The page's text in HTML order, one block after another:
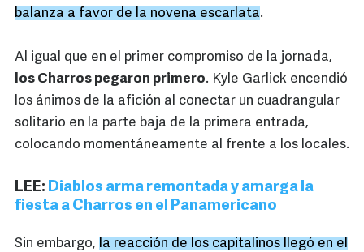
balanza a favor de la novena escarlata.
Al igual que en el primer compromiso de la jornada,
los Charros pegaron primero. Kyle Garlick encendió
los ánimos de la afición al conectar un cuadrangular
solitario en la parte baja de la primera entrada,
colocando momentáneamente al frente a los locales.
LEE: Diablos arma remontada y amarga la
fiesta a Charros en el Panamericano
Sin embargo, la reacción de los capitalinos llegó en el